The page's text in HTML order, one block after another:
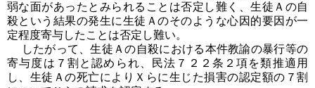
弱な面があったとみられることは否定し難く、生徒Ａの自
殺という結果の発生に生徒Ａのそのような心因的要因が一
定程度寄与したことは否定し難い。
したがって、生徒Ａの自殺における本件教諭の暴行等の
寄与度は７割と認められ、民法７２２条２項を類推適用
し、生徒Ａの死亡によりＸらに生じた損害の認定額の７割